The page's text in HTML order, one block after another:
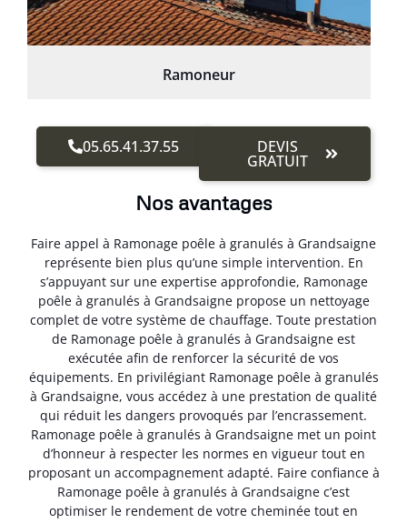
Ramoneur
05.65.41.37.55 DEVIS
GRATUIT
Nos avantages
Faire appel à Ramonage poêle à granulés à Grandsaigne
représente bien plus qu’une simple intervention. En
s’appuyant sur une expertise approfondie, Ramonage
poêle à granulés à Grandsaigne propose un nettoyage
complet de votre système de chauffage. Toute prestation
de Ramonage poêle à granulés à Grandsaigne est
exécutée afin de renforcer la sécurité de vos
équipements. En privilégiant Ramonage poêle à granulés
à Grandsaigne, vous accédez à une prestation de qualité
qui réduit les dangers provoqués par l’encrassement.
Ramonage poêle à granulés à Grandsaigne met un point
d’honneur à respecter les normes en vigueur tout en
proposant un accompagnement adapté. Faire confiance à
Ramonage poêle à granulés à Grandsaigne c’est
optimiser le rendement de votre cheminée tout en